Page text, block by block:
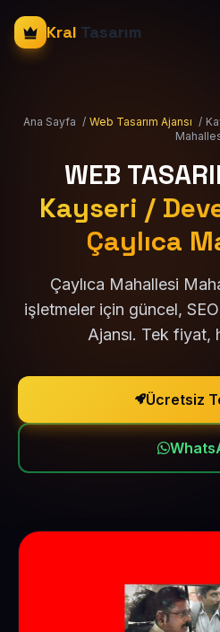
Kral Tasarım
Ana Sayfa / Web Tasarım Ajansı /
WEB
Kayseri /
Çaylıca
Çaylıca Mahallesi
işletmeler için güncel,
Ajansı. Tek fiyat,
Ücretsiz